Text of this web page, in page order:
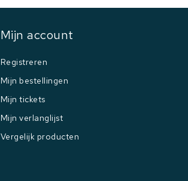
Mijn account
Registreren
Mijn bestellingen
Mijn tickets
Mijn verlanglijst
Vergelijk producten